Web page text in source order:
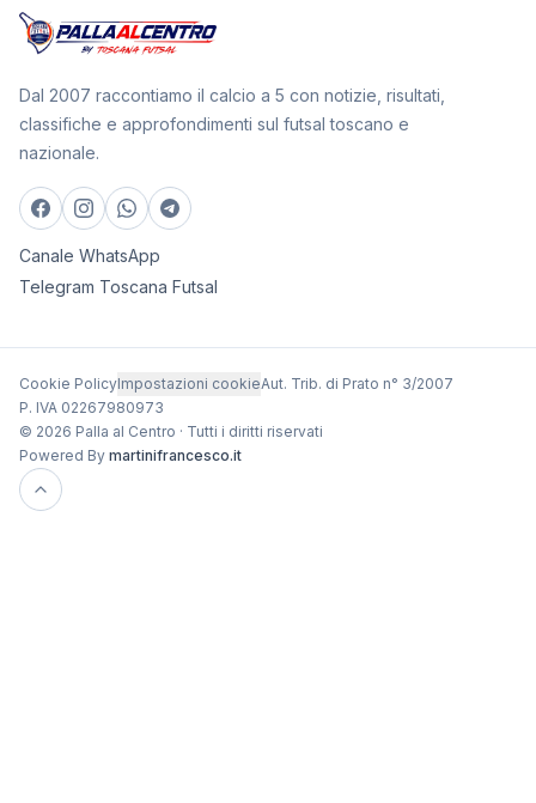
Dal 2007 raccontiamo il calcio a 5 con notizie, risultati,
classifiche e approfondimenti sul futsal toscano e
nazionale.
Canale WhatsApp
Telegram Toscana Futsal
Cookie PolicyImpostazioni cookieAut. Trib. di Prato n° 3/2007
P. IVA 02267980973
© 2026 Palla al Centro · Tutti i diritti riservati
Powered By martinifrancesco.it